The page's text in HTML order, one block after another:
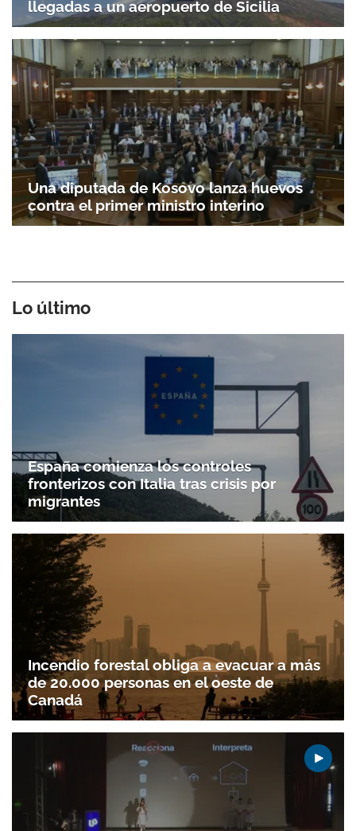
llegadas a un aeropuerto de Sicilia
Una diputada de Kosovo lanza huevos
contra el primer ministro interino
Lo último
España comienza los controles
fronterizos con Italia tras crisis por
migrantes
Incendio forestal obliga a evacuar a más
de 20.000 personas en el oeste de
Canadá